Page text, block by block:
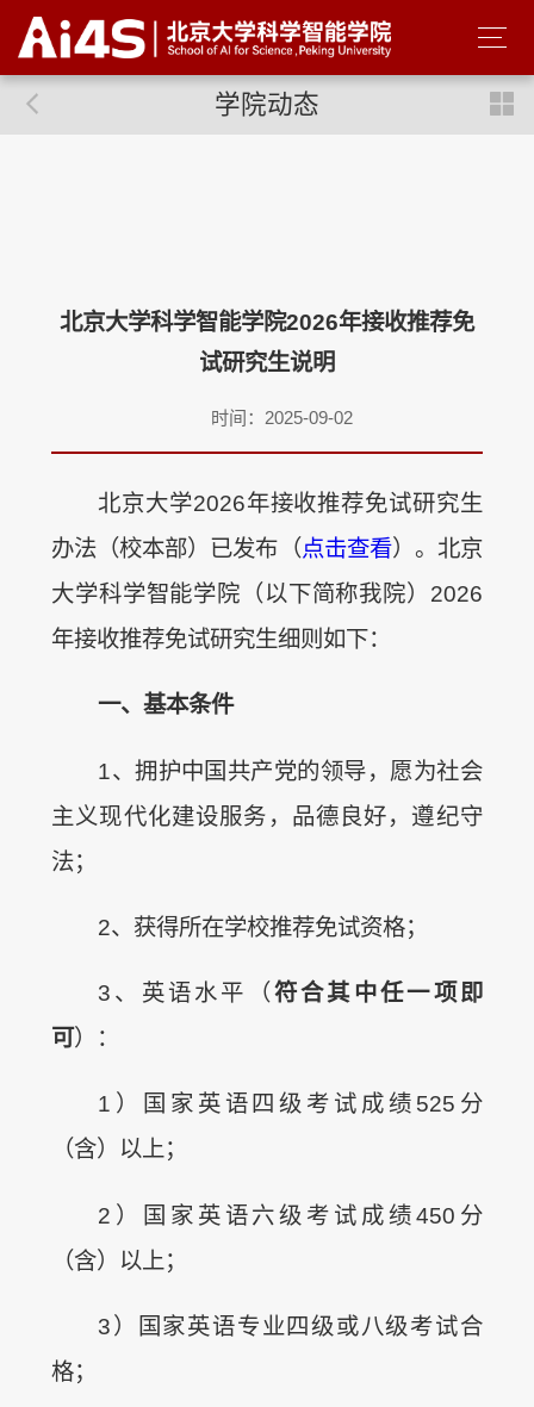
学院动态
北京大学科学智能学院2026年接收推荐免
试研究生说明
时间：2025-09-02
北京大学2026年接收推荐免试研究生
办法（校本部）已发布（点击查看）。北京
大学科学智能学院（以下简称我院）2026
年接收推荐免试研究生细则如下：
一、基本条件
1、拥护中国共产党的领导，愿为社会
主义现代化建设服务，品德良好，遵纪守
法；
2、获得所在学校推荐免试资格；
3、英语水平（ 符合其中任一项即
可）：
1）国家英语四级考试成绩525分
（含）以上；
2）国家英语六级考试成绩450分
（含）以上；
3）国家英语专业四级或八级考试合
格；